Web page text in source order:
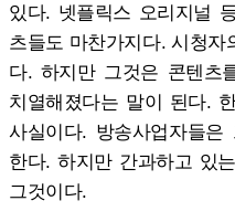
있다. 넷플릭스 오리지널
츠들도 마찬가지다. 시청자
다. 하지만 그것은 콘텐츠
치열해졌다는 말이 된다.
사실이다. 방송사업자들은
한다. 하지만 간과하고 있
그것이다.